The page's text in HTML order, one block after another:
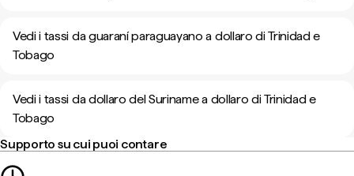
Vedi i tassi da guaraní paraguayano a dollaro di Trinidad e
Tobago
Vedi i tassi da dollaro del Suriname a dollaro di Trinidad e
Tobago
Supporto su cui puoi contare